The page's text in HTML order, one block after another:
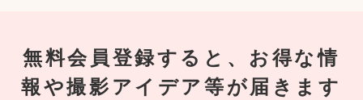
無料会員登録すると、お得な情
報や撮影アイデア等が届きます